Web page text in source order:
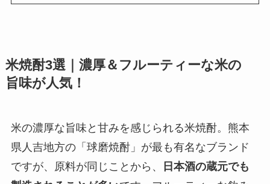
米焼酎3選｜濃厚＆フルーティーな米の
旨味が人気！
米の濃厚な旨味と甘みを感じられる米焼酎。熊本
県人吉地方の「球磨焼酎」が最も有名なブランド
ですが、原料が同じことから、
日本酒の蔵元でも